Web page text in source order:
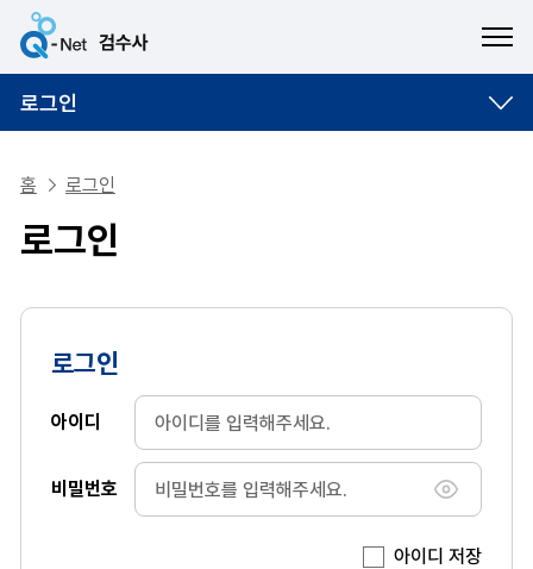
로그인
홈 로그인
로그인
로그인
아이디
비밀번호
비밀번호
아이디 저장